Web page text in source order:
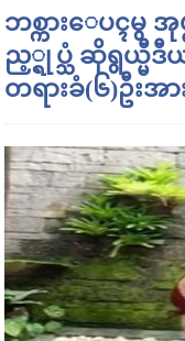
ဘစ္ကားေပၚမွ
ည့္ရုပ္သံ ဆိုရွယ္မီဒီ
တရားခံ(၆)ဦးအ